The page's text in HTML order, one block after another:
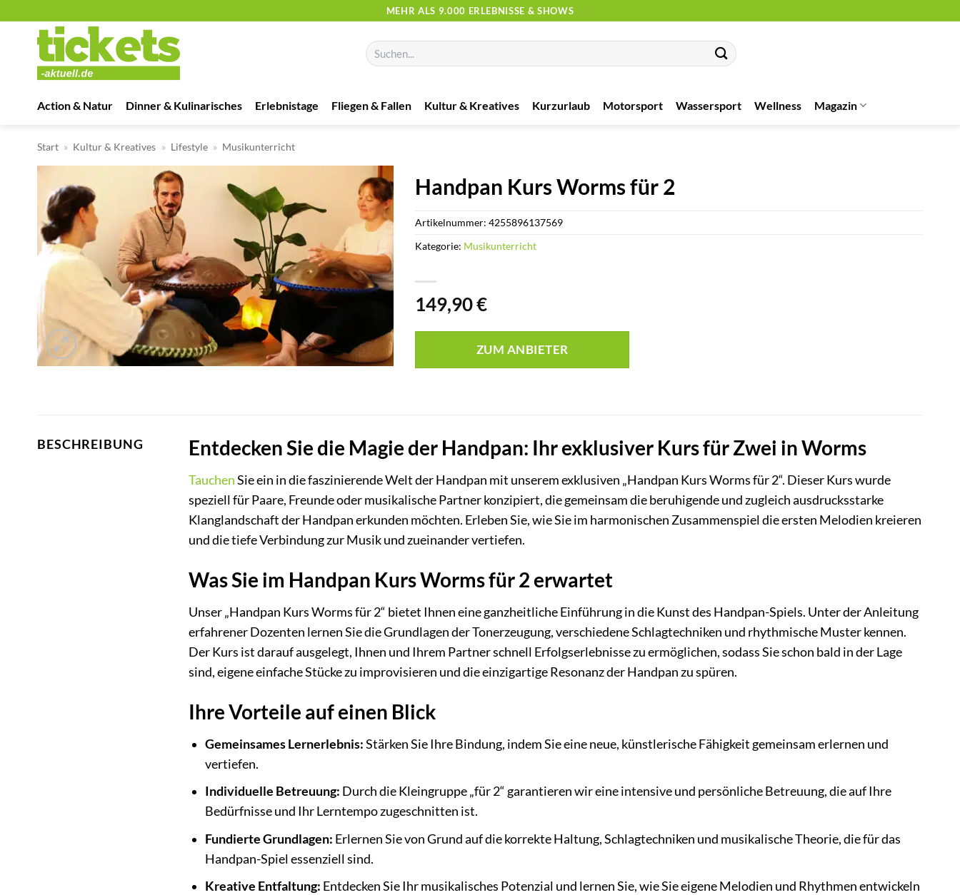
springen
MEHR ALS 9.000 ERLEBNISSE & SHOWS
Suchen
nach:
Action & Natur Dinner & Kulinarisches Erlebnistage Fliegen & Fallen Kultur & Kreatives Kurzurlaub Motorsport Wassersport Wellness Magazin
Start » Kultur & Kreatives » Lifestyle » Musikunterricht
Handpan Kurs Worms für 2
149,90€
ZUM ANBIETER
Artikelnummer:4255896137569
Kategorie: Musikunterricht
BESCHREIBUNG Entdecken Sie die Magie der Handpan: Ihr exklusiver Kurs für Zwei in Worms
TauchenSie ein in die faszinierende Welt der Handpan mit unserem exklusiven „Handpan Kurs Worms für 2“. Dieser Kurs wurde
speziell für Paare, Freunde oder musikalische Partner konzipiert, die gemeinsam die beruhigende und zugleich ausdrucksstarke
Klanglandschaft der Handpan erkunden möchten. Erleben Sie, wie Sie im harmonischen Zusammenspiel die ersten Melodien kreieren
und die tiefe Verbindung zur Musik und zueinander vertiefen.
Was Sie im Handpan Kurs Worms für 2 erwartet
Unser „Handpan Kurs Worms für 2“ bietet Ihnen eine ganzheitliche Einführung in die Kunst des Handpan-Spiels. Unter der Anleitung
erfahrener Dozenten lernen Sie die Grundlagen der Tonerzeugung, verschiedene Schlagtechniken und rhythmische Muster kennen.
Der Kurs ist darauf ausgelegt, Ihnen und Ihrem Partner schnell Erfolgserlebnisse zu ermöglichen, sodass Sie schon bald in der Lage
sind, eigene einfache Stücke zu improvisieren und die einzigartige Resonanz der Handpan zu spüren.
Ihre Vorteile auf einen Blick
Gemeinsames Lernerlebnis:Stärken Sie Ihre Bindung, indem Sie eine neue, künstlerische Fähigkeit gemeinsam erlernen und
vertiefen.
Individuelle Betreuung: Durch die Kleingruppe „für 2“ garantieren wir eine intensive und persönliche Betreuung, die auf Ihre
Bedürfnisse und Ihr Lerntempo zugeschnitten ist.
Fundierte Grundlagen: Erlernen Sie von Grund auf die korrekte Haltung, Schlagtechniken und musikalische Theorie, die für das
Handpan-Spiel essenziell sind.
Kreative Entfaltung: Entdecken Sie Ihr musikalisches Potenzial und lernen Sie, wie Sie eigene Melodien und Rhythmen entwickeln